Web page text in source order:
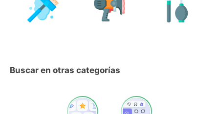
Buscar en otras categorías